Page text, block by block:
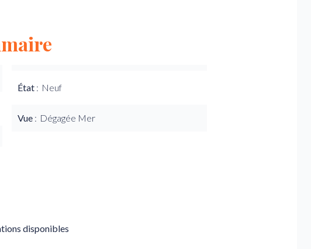
État Neuf
Vue Dégagée Mer
disponibles